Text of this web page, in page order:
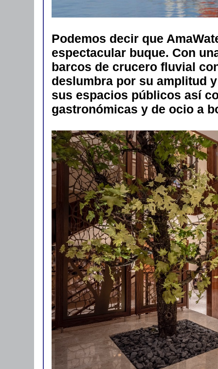
Podemos decir que
espectacular buque. Con
barcos de crucero fluvial
deslumbra por su amplitud
sus espacios públicos así
gastronómicas y de ocio a